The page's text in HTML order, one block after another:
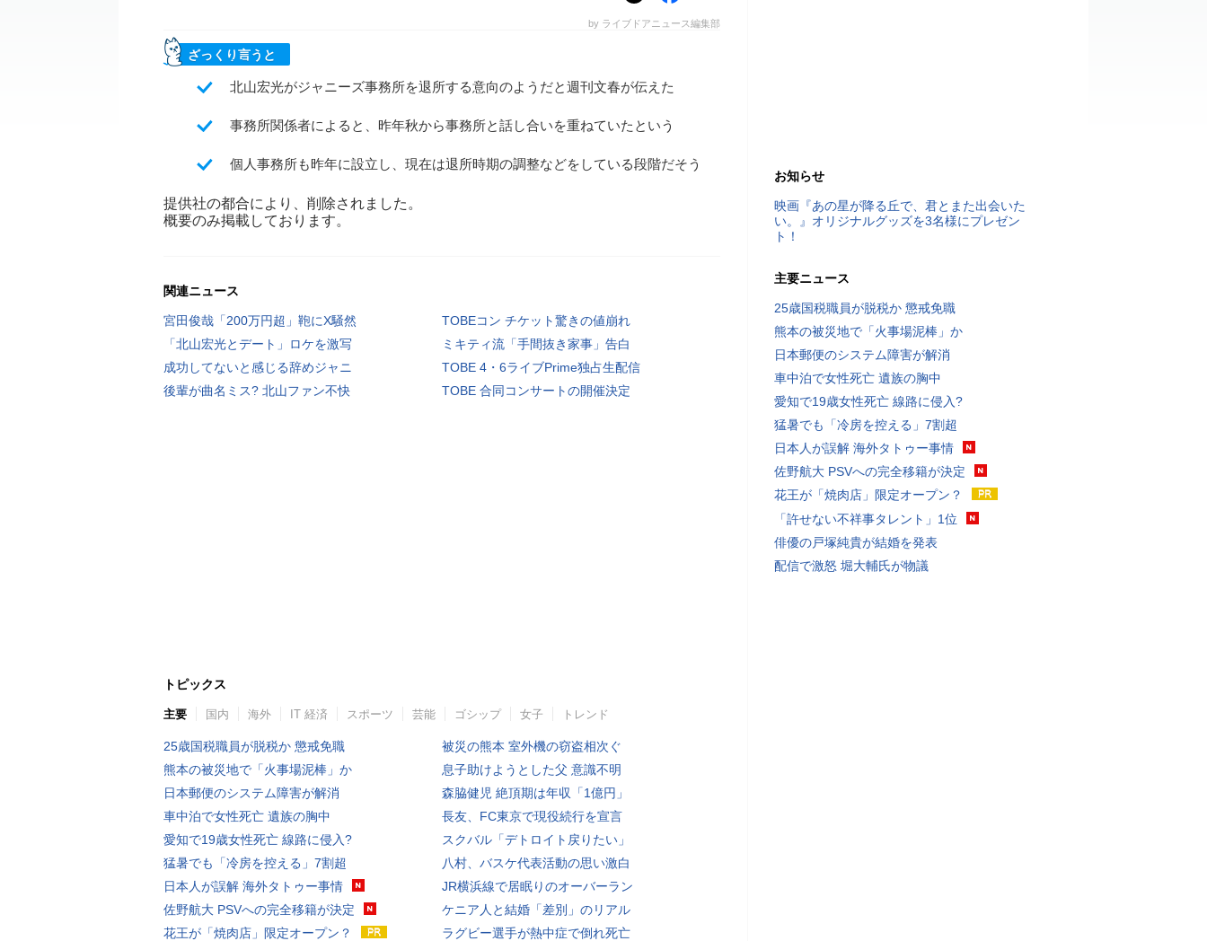
by ライブドアニュース編集部
ざっくり言うと
北山宏光がジャニーズ事務所を退所する意向のようだと週刊文春が伝えた
事務所関係者によると、昨年秋から事務所と話し合いを重ねていたという
個人事務所も昨年に設立し、現在は退所時期の調整などをしている段階だそう
提供社の都合により、削除されました。
概要のみ掲載しております。
関連ニュース
宮田俊哉「200万円超」鞄にX騒然
TOBEコン チケット驚きの値崩れ
「北山宏光とデート」ロケを激写
ミキティ流「手間抜き家事」告白
成功してないと感じる辞めジャニ
TOBE 4・6ライブPrime独占生配信
後輩が曲名ミス? 北山ファン不快
TOBE 合同コンサートの開催決定
トピックス
主要 国内 海外 IT 経済 スポーツ 芸能 ゴシップ 女子 トレンド
25歳国税職員が脱税か 懲戒免職
熊本の被災地で「火事場泥棒」か
日本郵便のシステム障害が解消
車中泊で女性死亡 遺族の胸中
愛知で19歳女性死亡 線路に侵入?
猛暑でも「冷房を控える」7割超
日本人が誤解 海外タトゥー事情
佐野航大 PSVへの完全移籍が決定
花王が「焼肉店」限定オープン？
被災の熊本 室外機の窃盗相次ぐ
息子助けようとした父 意識不明
森脇健児 絶頂期は年収「1億円」
長友、FC東京で現役続行を宣言
スクバル「デトロイト戻りたい」
八村、バスケ代表活動の思い激白
JR横浜線で居眠りのオーバーラン
ケニア人と結婚「差別」のリアル
ラグビー選手が熱中症で倒れ死亡
お知らせ
映画『あの星が降る丘で、君とまた出会いた
い。』オリジナルグッズを3名様にプレゼン
ト！
主要ニュース
25歳国税職員が脱税か 懲戒免職
熊本の被災地で「火事場泥棒」か
日本郵便のシステム障害が解消
車中泊で女性死亡 遺族の胸中
愛知で19歳女性死亡 線路に侵入?
猛暑でも「冷房を控える」7割超
日本人が誤解 海外タトゥー事情
佐野航大 PSVへの完全移籍が決定
花王が「焼肉店」限定オープン？
「許せない不祥事タレント」1位
俳優の戸塚純貴が結婚を発表
配信で激怒 堀大輔氏が物議